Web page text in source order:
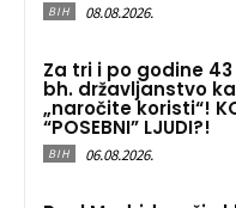
BIH 08.08.2026.
Za tri i po godine
bh. državljanstvo
„naročite koristi“!
“POSEBNI” LJUDI?!
BIH 06.08.2026.